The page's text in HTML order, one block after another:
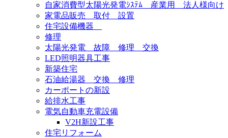
自家消費型太陽光発電ｼｽﾃﾑ 産業用 法人様向け
家電品販売 取付 設置
住宅設備機器
修理
太陽光発電 故障 修理 交換
LED照明器具工事
新築住宅
石油給湯器 交換 修理
カーポートの新設
給排水工事
電気自動車充電設備
V2H新設工事
住宅リフォーム